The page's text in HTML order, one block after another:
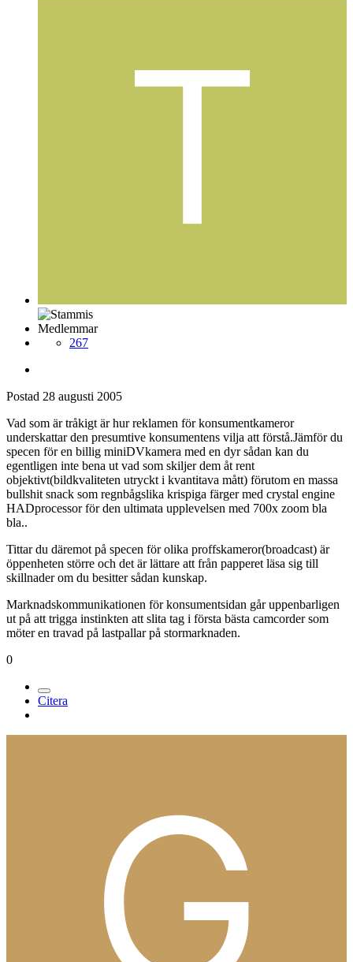
Medlemmar
267
Postad 28 augusti 2005
Vad som är tråkigt är hur reklamen för konsumentkameror
underskattar den presumtive konsumentens vilja att förstå.Jämför du
specen för en billig miniDVkamera med en dyr sådan kan du
egentligen inte bena ut vad som skiljer dem åt rent
objektivt(bildkvaliteten utryckt i kvantitava mått) förutom en massa
bullshit snack som regnbågslika krispiga färger med crystal engine
HADprocessor för den ultimata upplevelsen med 700x zoom bla
bla..
Tittar du däremot på specen för olika proffskameror(broadcast) är
öppenheten större och det är lättare att från papperet läsa sig till
skillnader om du besitter sådan kunskap.
Marknadskommunikationen för konsumentsidan går uppenbarligen
ut på att trigga instinkten att slita tag i första bästa camcorder som
möter en travad på lastpallar på stormarknaden.
0
Citera